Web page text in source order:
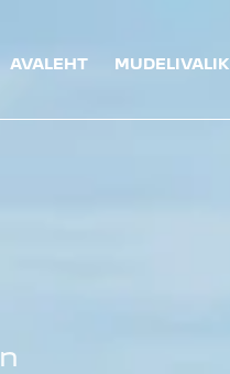
AVALEHT MUDELIVALIK